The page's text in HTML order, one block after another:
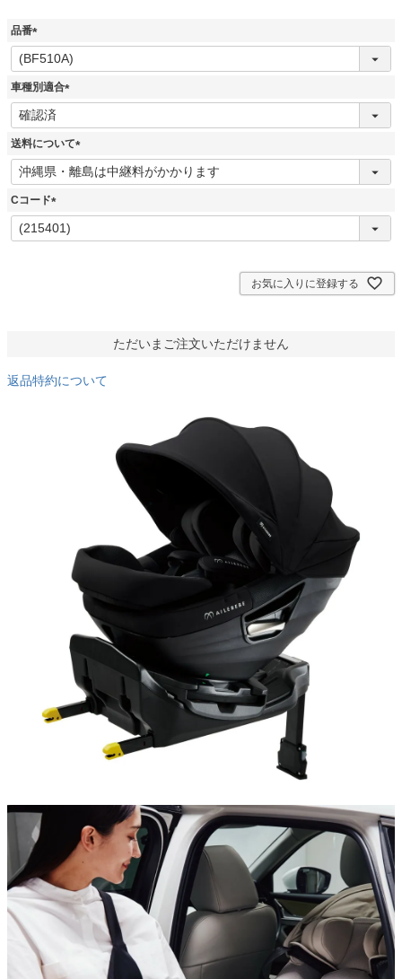
品番
(
必
須
車種別適合
(
須
送料について
(
必
Cコード
(
必
お気に入りに登録する
ただいまご注文いただけません
返品特約について